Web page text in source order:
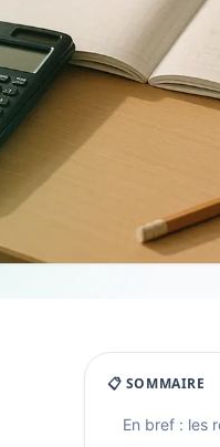
📋 SOMMAIRE
En bref : les